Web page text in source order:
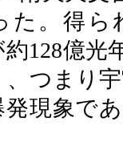
た。得ら
128億光
つまり
現象で